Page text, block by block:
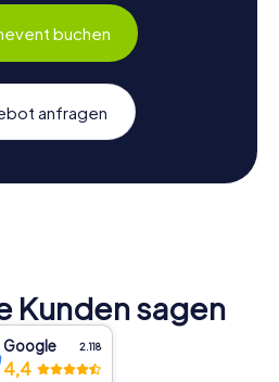
buchen
anfragen
Kunden sagen
Google 2.118
4,4